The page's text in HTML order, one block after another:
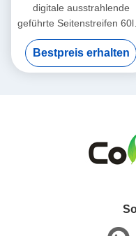
digitale ausstrahlende
geführte Seitenstreifen
rgb
Bestpreis erhalten